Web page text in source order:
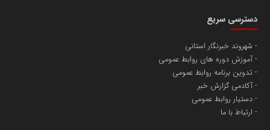
پایگاه اطلاع رسانی اعتلای نهادهای مردمی
تامین آهن اسفنجی تولیدکنندگان فولاد در کشور
مسعودصادقی
دسترسی سریع
شهروند خبرنگار استانی
آموزش دوره های روابط عمومی
تدوین برنامه روابط عمومی
آکادمی گزارش خبر
دستیار روابط عمومی
ارتباط با ما